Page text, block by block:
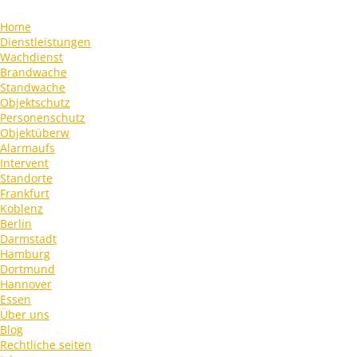
Home
Dienstleistungen
Wachdienst
Brandwache
Standwache
Objektschutz
Personenschutz
Objektüberw
Alarmaufs
Intervent
Standorte
Frankfurt
Koblenz
Berlin
Darmstadt
Hamburg
Dortmund
Hannover
Essen
Über uns
Blog
Rechtliche seiten